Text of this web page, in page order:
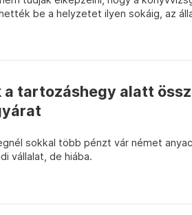
be a helyzetet ilyen sokáig, az
a tartozáshegy alatt
sokkal több pénzt vár német
vállalat, de hiába.